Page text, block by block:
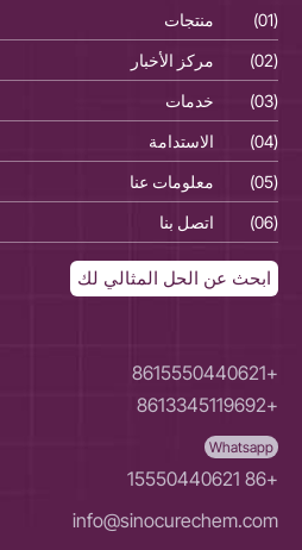
(01) منتجات
(02)
مركز الأخبار
(03)
خدمات
(04)
الاستدامة
(05)
معلومات عنا
(06)
اتصل بنا
ابحث عن الحل المثالي لك
+8615550440621
+8613345119692
Whatsapp
+86 15550440621
info@sinocurechem.com